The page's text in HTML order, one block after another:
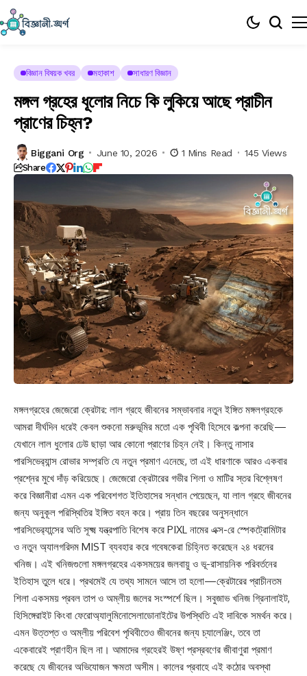
বিজ্ঞান বিষয়ক খবর মহাকাশ সাধারণ বিজ্ঞান
মঙ্গল গ্রহের ধূলোর নিচে কি লুকিয়ে আছে প্রাচীন
প্রাণের চিহ্ন?
Biggani Org June 10, 2026 1 Mins Read 145 Views
Share
মঙ্গলগ্রহের জেজেরো ক্রেটার: লাল গ্রহে জীবনের সম্ভাবনার নতুন ইঙ্গিত মঙ্গলগ্রহকে
আমরা দীর্ঘদিন ধরেই কেবল শুকনো মরুভূমির মতো এক পৃথিবী হিসেবে কল্পনা করেছি—
যেখানে লাল ধুলোর ঢেউ ছাড়া আর কোনো প্রাণের চিহ্ন নেই। কিন্তু নাসার
পারসিভের‌্যান্স রোভার সম্প্রতি যে নতুন প্রমাণ এনেছে, তা এই ধারণাকে আরও একবার
প্রশ্নের মুখে দাঁড় করিয়েছে। জেজেরো ক্রেটারের গভীর শিলা ও মাটির স্তর বিশ্লেষণ
করে বিজ্ঞানীরা এমন এক পরিবেশগত ইতিহাসের সন্ধান পেয়েছেন, যা লাল গ্রহে জীবনের
জন্য অনুকূল পরিস্থিতির ইঙ্গিত বহন করে। প্রায় তিন বছরের অনুসন্ধানে
পারসিভের‌্যান্সের অতি সূক্ষ্ম যন্ত্রপাতি বিশেষ করে PIXL নামের এক্স-রে স্পেকট্রোমিটার
ও নতুন অ্যালগরিদম MIST ব্যবহার করে গবেষকেরা চিহ্নিত করেছেন ২৪ ধরনের
খনিজ। এই খনিজগুলো মঙ্গলগ্রহের একসময়ের জলবায়ু ও ভূ-রাসায়নিক পরিবর্তনের
ইতিহাস তুলে ধরে। প্রথমেই যে তথ্য সামনে আসে তা হলো—ক্রেটারের প্রাচীনতম
শিলা একসময় প্রবল তাপ ও অম্লীয় জলের সংস্পর্শে ছিল। সবুজাভ খনিজ গ্রিনালাইট,
হিসিঙ্গেরাইট কিংবা ফেরোঅ্যালুমিনোসেলাডোনাইটের উপস্থিতি এই দাবিকে সমর্থন করে।
এমন উত্তপ্ত ও অম্লীয় পরিবেশ পৃথিবীতেও জীবনের জন্য চ্যালেঞ্জিং, তবে তা
একেবারেই প্রাণহীন ছিল না। আমাদের গ্রহেরই উষ্ণ প্রস্রবণের জীবাণুরা প্রমাণ
করেছে যে জীবনের অভিযোজন ক্ষমতা অসীম। কালের প্রবাহে এই কঠোর অবস্থা